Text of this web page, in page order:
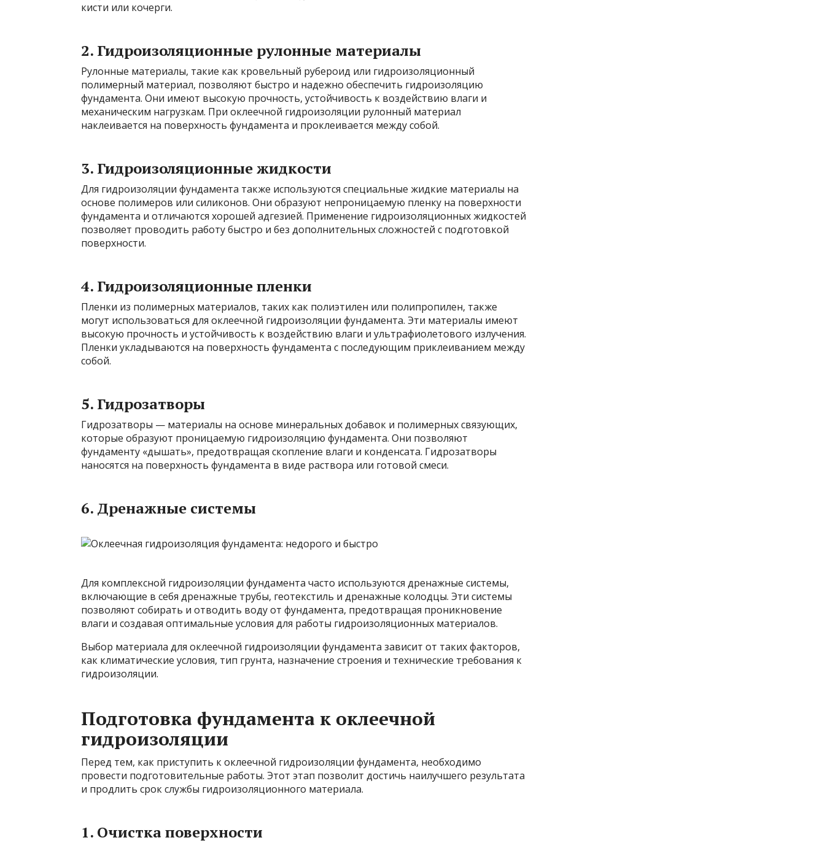
кисти или кочерги.
2. Гидроизоляционные рулонные материалы
Рулонные материалы, такие как кровельный рубероид или гидроизоляционный
полимерный материал, позволяют быстро и надежно обеспечить гидроизоляцию
фундамента. Они имеют высокую прочность, устойчивость к воздействию влаги и
механическим нагрузкам. При оклеечной гидроизоляции рулонный материал
наклеивается на поверхность фундамента и проклеивается между собой.
3. Гидроизоляционные жидкости
Для гидроизоляции фундамента также используются специальные жидкие материалы на
основе полимеров или силиконов. Они образуют непроницаемую пленку на поверхности
фундамента и отличаются хорошей адгезией. Применение гидроизоляционных жидкостей
позволяет проводить работу быстро и без дополнительных сложностей с подготовкой
поверхности.
4. Гидроизоляционные пленки
Пленки из полимерных материалов, таких как полиэтилен или полипропилен, также
могут использоваться для оклеечной гидроизоляции фундамента. Эти материалы имеют
высокую прочность и устойчивость к воздействию влаги и ультрафиолетового излучения.
Пленки укладываются на поверхность фундамента с последующим приклеиванием между
собой.
5. Гидрозатворы
Гидрозатворы — материалы на основе минеральных добавок и полимерных связующих,
которые образуют проницаемую гидроизоляцию фундамента. Они позволяют
фундаменту «дышать», предотвращая скопление влаги и конденсата. Гидрозатворы
наносятся на поверхность фундамента в виде раствора или готовой смеси.
6. Дренажные системы
Для комплексной гидроизоляции фундамента часто используются дренажные системы,
включающие в себя дренажные трубы, геотекстиль и дренажные колодцы. Эти системы
позволяют собирать и отводить воду от фундамента, предотвращая проникновение
влаги и создавая оптимальные условия для работы гидроизоляционных материалов.
Выбор материала для оклеечной гидроизоляции фундамента зависит от таких факторов,
как климатические условия, тип грунта, назначение строения и технические требования к
гидроизоляции.
Подготовка фундамента к оклеечной
гидроизоляции
Перед тем, как приступить к оклеечной гидроизоляции фундамента, необходимо
провести подготовительные работы. Этот этап позволит достичь наилучшего результата
и продлить срок службы гидроизоляционного материала.
1. Очистка поверхности